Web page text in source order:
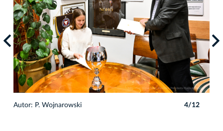
Autor: P. Wojnarowski 4/12